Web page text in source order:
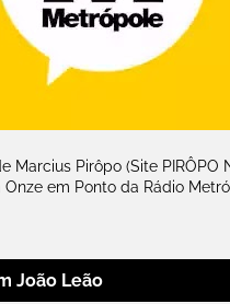
Marcius Pirôpo (Site PIRÔPO
Onze em Ponto da Rádio
João Leão